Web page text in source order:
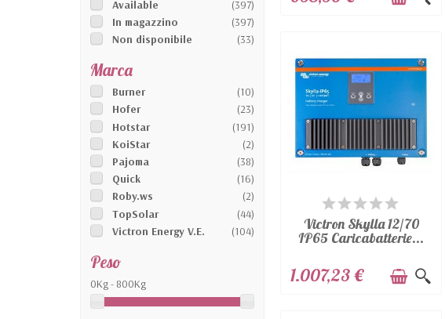
Available
(397)
In magazzino
(397)
Non disponibile
(33)
Marca
Burner
(10)
Hofer
(23)
Hotstar
(191)
KoiStar
(2)
Pajoma
(38)
Quick
(16)
Roby.ws
(2)
TopSolar
(44)
Victron Energy V.E.
(104)
Peso
0Kg - 800Kg
DISPONIBILE
Victron Skylla 12/70
IP65 Caricabatterie...
1.007,23 €